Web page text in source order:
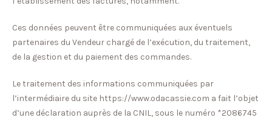
Ces données peuvent être communiquées aux éventuels
partenaires du Vendeur chargé de l’exécution, du traitement,
de la gestion et du paiement des commandes.
Le traitement des informations communiquées par
l’intermédiaire du site https://www.odacassie.com a fait l’objet
d’une déclaration auprès de la CNIL, sous le numéro *2086745